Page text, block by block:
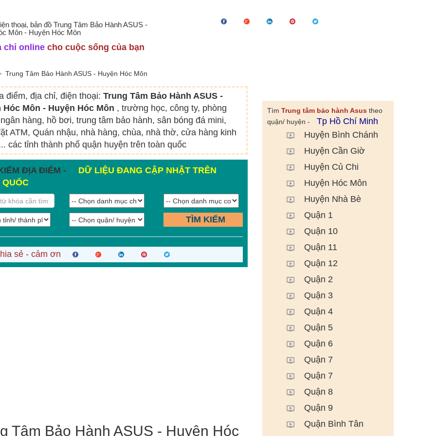
thoại, bản đồ Trung Tâm Bảo Hành ASUS -
Môn - Huyện Hóc Môn
chỉ online cho cuộc sống của bạn
Trung Tâm Bảo Hành ASUS - Huyện Hóc Môn
điểm, địa chỉ, điện thoại: Trung Tâm Bảo Hành ASUS -
Hóc Môn - Huyện Hóc Môn , trường học, công ty, phòng
hàng, hồ bơi, trung tâm bảo hành, sân bóng đá mini,
ATM, Quán nhậu, nhà hàng, chùa, nhà thờ, cửa hàng kinh
các tỉnh thành phố quận huyện trên toàn quốc
ĐỊA ĐIỂM -
DỮ LIỆU ĐANG CẬP NHẬT TRÊN
QUỐC
TÌM KIẾM
sẻ - cảm ơn
Tâm Bảo Hành ASUS - Huyện Hóc
Tìm Trung tâm bảo hành Asus theo
quận/ huyện -
Tp Hồ Chí Minh
Huyện Bình Chánh
Huyện Cần Giờ
Huyện Củ Chi
Huyện Hóc Môn
Huyện Nhà Bè
Quận 1
Quận 10
Quận 11
Quận 12
Quận 2
Quận 3
Quận 4
Quận 5
Quận 6
Quận 7
Quận 7
Quận 8
Quận 9
Quận Bình Tân